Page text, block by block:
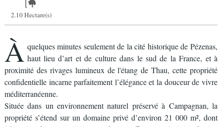
2.10 Hectare(s)
À quelques minutes seulement de la cité historique de Pézenas,
haut lieu d’art et de culture dans le sud de la France, et à
proximité des rivages lumineux de l'étang de Thau, cette propriété
confidentielle incarne parfaitement l’élégance et la douceur de vivre
méditerranéenne.
Située dans un environnement naturel préservé à Campagnan, la
propriété s’étend sur un domaine privé d’environ 21 000 m², dont